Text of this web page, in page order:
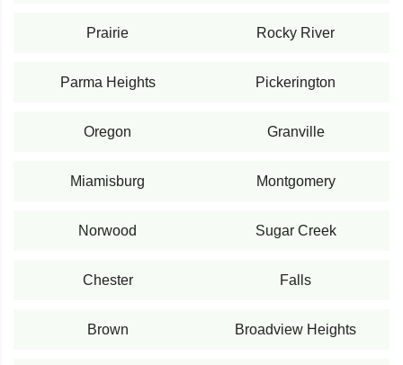
Prairie Rocky River
Parma Heights Pickerington
Oregon Granville
Miamisburg Montgomery
Norwood Sugar Creek
Chester Falls
Brown Broadview Heights